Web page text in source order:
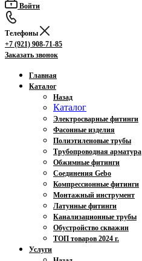
Войти
Телефоны
+7 (921) 908-71-85
Заказать звонок
Главная
Каталог
Назад
Каталог
Электросварные фитинги
Фасонные изделия
Полиэтиленовые трубы
Трубопроводная арматура
Обжимные фитинги
Соединения Gebo
Компрессионные фитинги
Монтажный инструмент
Латунные фитинги
Канализационные трубы
Обустройство скважин
ТОП товаров 2024 г.
Услуги